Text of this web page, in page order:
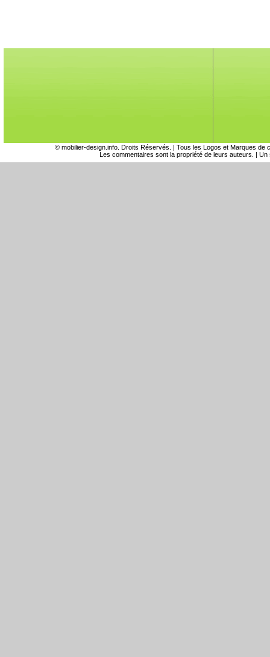
© mobilier-design.info . Droits Réservés. | Tous les Logos et Marques
Les commentaires sont la propriété de leurs auteurs. |